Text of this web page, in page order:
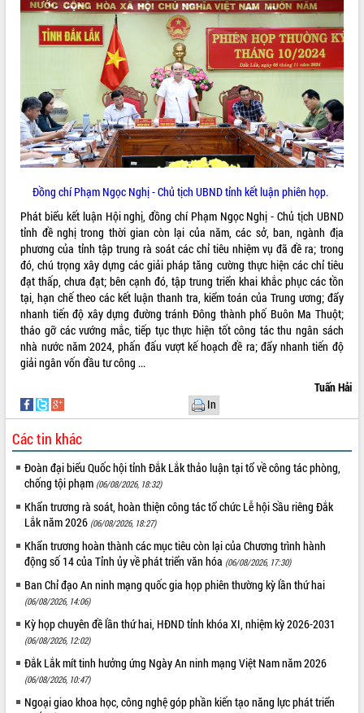
Đề án 06 tạo bước ngoặt đột phá trong
cải cách hành chính tỉnh Đắk Lắk
Kết nối tour, đẩy mạnh chuyển đổi số
để phát triển du lịch Đắk Lắk
Khởi động Dự án Đầu tư xây dựng hạ
tầng kỹ thuật Cụm công nghiệp Tân
Tiến
Gặp mặt các cơ quan báo chí nhân Kỷ
niệm 101 năm Ngày Báo chí Cách
mạng Việt Nam
Đắk Lắk sơ kết 4 năm triển khai thực
hiện Đề án 06 của Chính phủ
Họp báo thông tin về Hội nghị Công bố
Quy hoạch và Xúc tiến đầu tư tỉnh Đắk
Lắk
Khơi thông điểm nghẽn, đẩy nhanh
giải ngân vốn khắc phục thiên tai
HĐND tỉnh thông qua điều chỉnh Quy
hoạch tỉnh thời kỳ 2021-2030
Hội thảo góp ý hồ sơ điều chỉnh quy
hoạch tỉnh Đắk Lắk thời kỳ 2021-2030,
Nâng cao hiệu quả hoạt động của các
doanh nghiệp nhà nước
Hội nghị triển khai kết nối mạng
truyền số liệu chuyên dùng phục vụ cơ
quan Đảng, Nhà nước
tay làm sạch môi trường
Xã Ea Kar bước chuyển mình trong
công tác cải cách hành chính mô hình
mới
UBND tỉnh họp báo định kỳ tháng 4
năm 2026
Hội thảo khoa học “Giải pháp thúc đẩy
phát triển nền kinh tế xanh tại tỉnh
Đắk Lắk”
Tăng cường giám sát, đôn đốc thực
hàng tuần
Đồng chí Phạm Ngọc Nghị - Chủ tịch UBND tỉnh kết luận phiên họp.
Phát biểu kết luận Hội nghị, đồng chí Phạm Ngọc Nghị - Chủ tịch UBND
tỉnh đề nghị trong thời gian còn lại của năm, các sở, ban, ngành địa
phương của tỉnh tập trung rà soát các chỉ tiêu nhiệm vụ đã đề ra; trong
đó, chú trọng xây dựng các giải pháp tăng cường thực hiện các chỉ tiêu
đạt thấp, chưa đạt; bên cạnh đó, tập trung triển khai khắc phục các tồn
tại, hạn chế theo các kết luận thanh tra, kiểm toán của Trung ương; đẩy
nhanh tiến độ xây dựng đường tránh Đông thành phố Buôn Ma Thuột;
tháo gỡ các vướng mắc, tiếp tục thực hiện tốt công tác thu ngân sách
nhà nước năm 2024, phấn đấu vượt kế hoạch đề ra; đẩy nhanh tiến độ
giải ngân vốn đầu tư công ...
Tuấn Hải
In
Các tin khác
Đoàn đại biểu Quốc hội tỉnh Đắk Lắk thảo luận tại tổ về công tác phòng,
chống tội phạm (06/08/2026, 18:32)
Khẩn trương rà soát, hoàn thiện công tác tổ chức Lễ hội Sầu riêng Đắk
Lắk năm 2026 (06/08/2026, 18:27)
Khẩn trương hoàn thành các mục tiêu còn lại của Chương trình hành
động số 14 của Tỉnh ủy về phát triển văn hóa (06/08/2026, 17:30)
Ban Chỉ đạo An ninh mạng quốc gia họp phiên thường kỳ lần thứ hai
(06/08/2026, 14:06)
Kỳ họp chuyên đề lần thứ hai, HĐND tỉnh khóa XI, nhiệm kỳ 2026-2031
(06/08/2026, 12:02)
Đắk Lắk mít tinh hưởng ứng Ngày An ninh mạng Việt Nam năm 2026
(06/08/2026, 10:47)
Ngoại giao khoa học, công nghệ góp phần kiến tạo năng lực phát triển